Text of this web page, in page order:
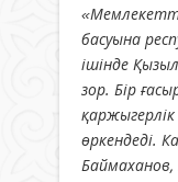
басуына
ішінде
зор. Бір
өркендеді.